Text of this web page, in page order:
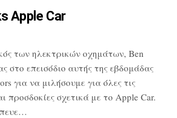
Apple Car
των ηλεκτρικώνοχημάτων, Ben
στο επεισόδιο αυτής της εβδομάδας
για να μιλήσουμε γιαόλες τις
προσδοκίεςσχετικά με το Apple Car.